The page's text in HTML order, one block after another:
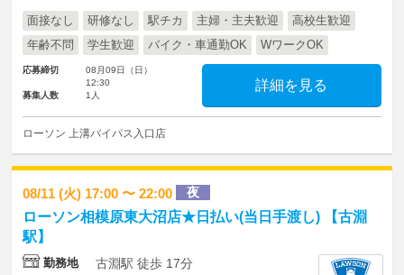
面接なし 研修なし 駅チカ 主婦・主夫歓迎
高校生歓迎
年齢不問
学生歓迎 バイク・車通勤OK WワークOK
応募締切
08月09日（日）
12:30
募集人数
1人
詳細を見る
ローソン 上溝バイパス入口店
08/11 (火) 17:00 〜 22:00 夜
ローソン相模原東大沼店★日払い(当日手渡し) 【古淵
駅】
勤務地 古淵駅 徒歩 17分